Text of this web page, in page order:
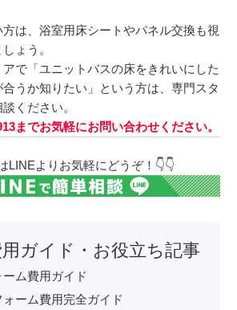
は、浴室用床シートやパネル交換も視
ょう。
で「ユニットバスの床をきれいにした
うか知りたい」という方は、専門スタ
ください。
までお気軽にお問い合わせください。
LINEよりお気軽にどうぞ！👇👇
ガイド・お役立ち記事
ム費用ガイド
ーム費用完全ガイド